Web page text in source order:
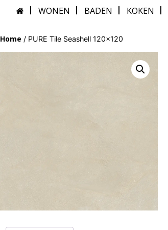
WONEN BADEN KOKEN
Home / PURE Tile Seashell 120×120